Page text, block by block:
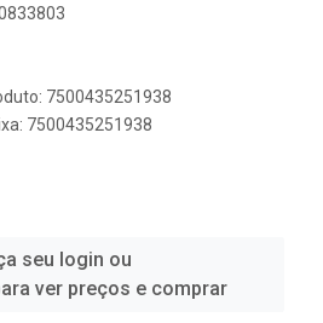
7500435251938
7500435251938
seu login ou
ver preços e comprar